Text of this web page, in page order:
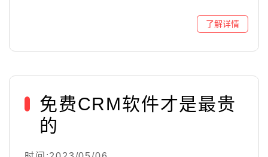
免费CRM软件才是最贵
的